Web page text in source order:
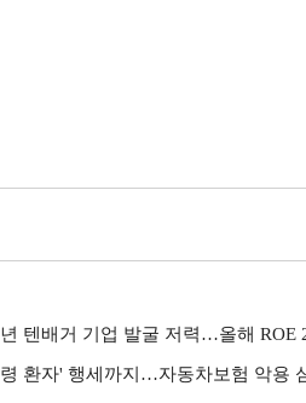
텐배거 기업 발굴 저력…올해 ROE
환자' 행세까지…자동차보험 악용